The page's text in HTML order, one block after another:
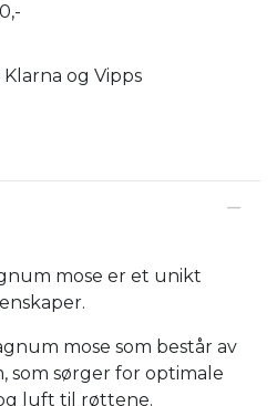
og Vipps
mose er et unikt
mose som består av
som sørger for optimale
luft til røttene.